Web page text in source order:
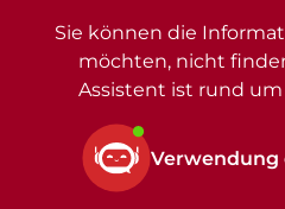
Sie können die
möchten, nicht
Assistent ist rund um
Verwendung